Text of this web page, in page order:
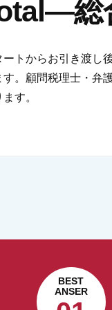
総
トからお引き渡し
す。顧問税理士・弁
す。
BEST
ANSER